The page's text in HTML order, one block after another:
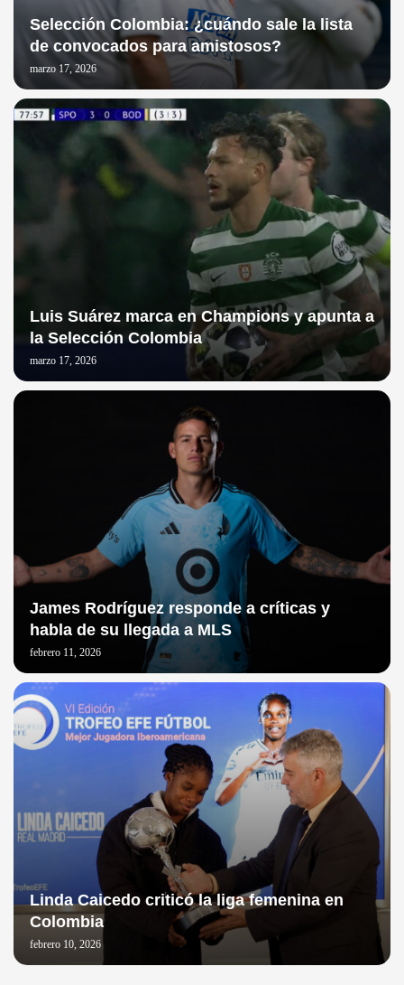
Selección Colombia: ¿cuándo sale la lista
de convocados para amistosos?
marzo 17, 2026
Luis Suárez marca en Champions y apunta a
la Selección Colombia
marzo 17, 2026
James Rodríguez responde a críticas y
habla de su llegada a MLS
febrero 11, 2026
Linda Caicedo criticó la liga femenina en
Colombia
febrero 10, 2026